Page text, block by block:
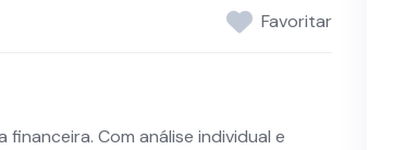
Favoritar
Com análise individual e